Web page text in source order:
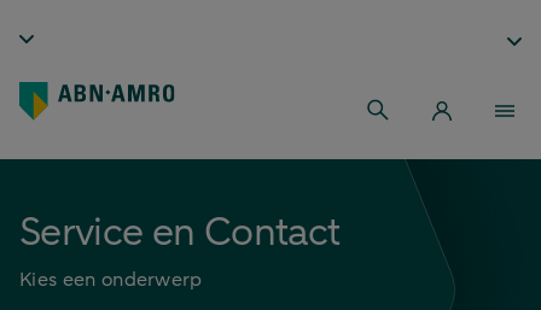
Service en Contact
Kies een onderwerp